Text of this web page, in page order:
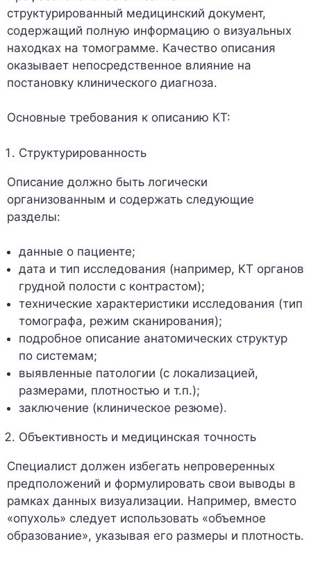
структурированный медицинский документ,
содержащий полную информацию о визуальных
находках на томограмме. Качество описания
оказывает непосредственное влияние на
постановку клинического диагноза.
Основные требования к описанию КТ:
Структурированность
Описание должно быть логически
организованным и содержать следующие
разделы:
данные о пациенте;
дата и тип исследования (например, КТ органов
грудной полости с контрастом);
технические характеристики исследования (тип
томографа, режим сканирования);
подробное описание анатомических структур
по системам;
выявленные патологии (с локализацией,
размерами, плотностью и т.п.);
заключение (клиническое резюме).
Объективность и медицинская точность
Специалист должен избегать непроверенных
предположений и формулировать свои выводы в
рамках данных визуализации. Например, вместо
«опухоль» следует использовать «объемное
образование», указывая его размеры и плотность.